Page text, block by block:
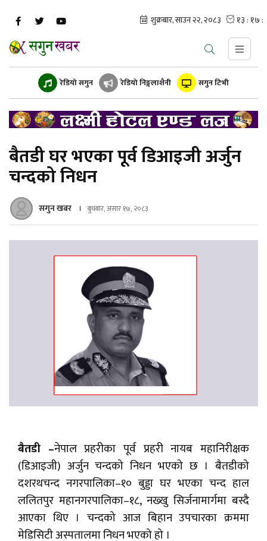
रेडियो सगुन रेडियो निङ्गलाशैनी सगुन टिभी
बैतडी घर भएका पूर्व डिआइजी अर्जुन
चन्दको निधन
सगुन खबर बुधबार, असार १७, २०८३
बैतडी –नेपाल प्रहरीका पूर्व प्रहरी नायब महानिरीक्षक
(डिआइजी) अर्जुन चन्दको निधन भएको छ । बैतडीको
दशरथचन्द नगरपालिका–१० बुड्डा घर भएका चन्द हाल
ललितपुर महानगरपालिका–१८, नख्खु सिर्जनामार्गमा बस्दै
आएका थिए । चन्दको आज बिहान उपचारका क्रममा
मेडिसिटी अस्पतालमा निधन भएको हो ।